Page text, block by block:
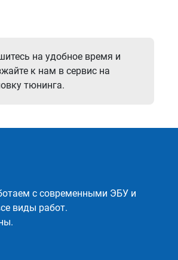
на удобное время и
к нам в сервис на
тюнинга.
с современными ЭБУ и
виды работ.